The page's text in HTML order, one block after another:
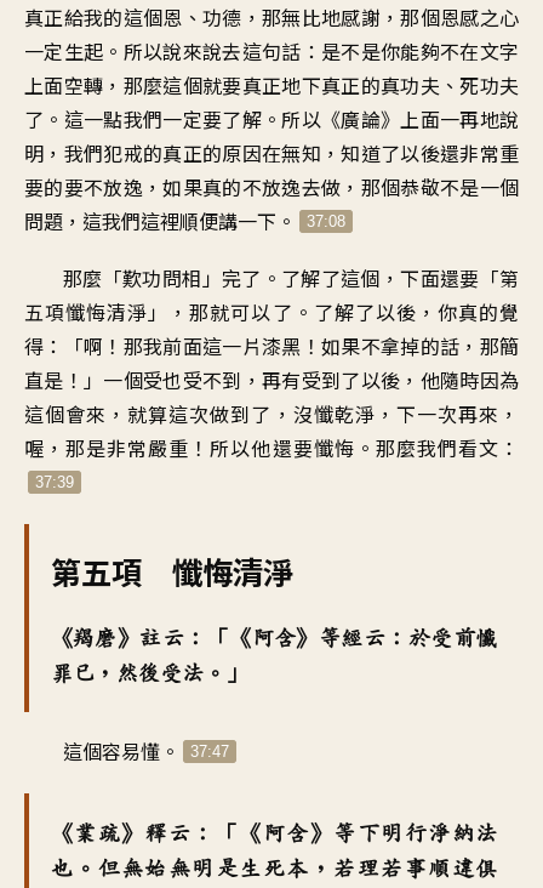
真正給我的這個恩、功德，那無比地感謝，那個恩感之心
一定生起。所以說來說去這句話：是不是你能夠不在文字
上面空轉，那麼這個就要真正地下真正的真功夫、死功夫
了。這一點我們一定要了解。所以《廣論》上面一再地說
明，我們犯戒的真正的原因在無知，知道了以後還非常重
要的要不放逸，如果真的不放逸去做，那個恭敬不是一個
問題，這我們這裡順便講一下。
37:08
那麼「歎功問相」完了。了解了這個，下面還要「第
五項懺悔清淨」，那就可以了。了解了以後，你真的覺
得：「啊！那我前面這一片漆黑！如果不拿掉的話，那簡
直是！」一個受也受不到，再有受到了以後，他隨時因為
這個會來，就算這次做到了，沒懺乾淨，下一次再來，
喔，那是非常嚴重！所以他還要懺悔。那麼我們看文：
37:39
第五項 懺悔清淨
《羯磨》註云：「《阿含》等經云：於受前懺
罪已，然後受法。」
這個容易懂。 37:47
《業疏》釋云：「《阿含》等下明行淨納法
也。但無始無明是生死本，若理若事順違俱